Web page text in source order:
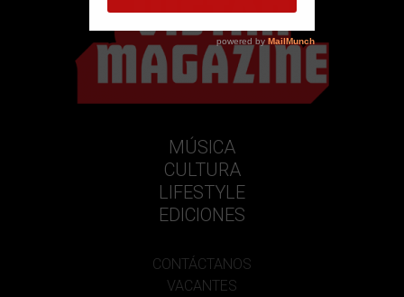
MÚSICA
CULTURA
LIFESTYLE
EDICIONES
CONTÁCTANOS
VACANTES